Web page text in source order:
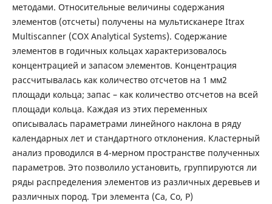
методами. Относительные величины содержания
элементов (отсчеты) получены на мультисканере Itrax
Multiscanner (COX Analytical Systems). Содержание
элементов в годичных кольцах характеризовалось
концентрацией и запасом элементов. Концентрация
рассчитывалась как количество отсчетов на 1 мм2
площади кольца; запас – как количество отсчетов на всей
площади кольца. Каждая из этих переменных
описывалась параметрами линейного наклона в ряду
календарных лет и стандартного отклонения. Кластерный
анализ проводился в 4-мерном пространстве полученных
параметров. Это позволило установить, группируются ли
ряды распределения элементов из различных деревьев и
различных пород. Три элемента (Ca, Co, P)